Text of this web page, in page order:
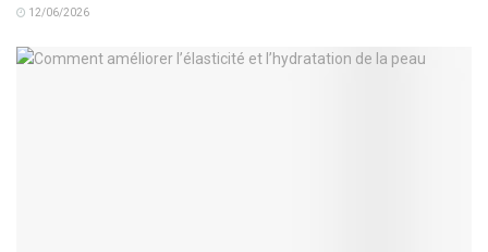
12/06/2026